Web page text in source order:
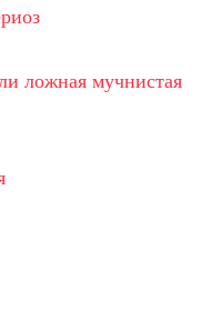
ложная мучнистая